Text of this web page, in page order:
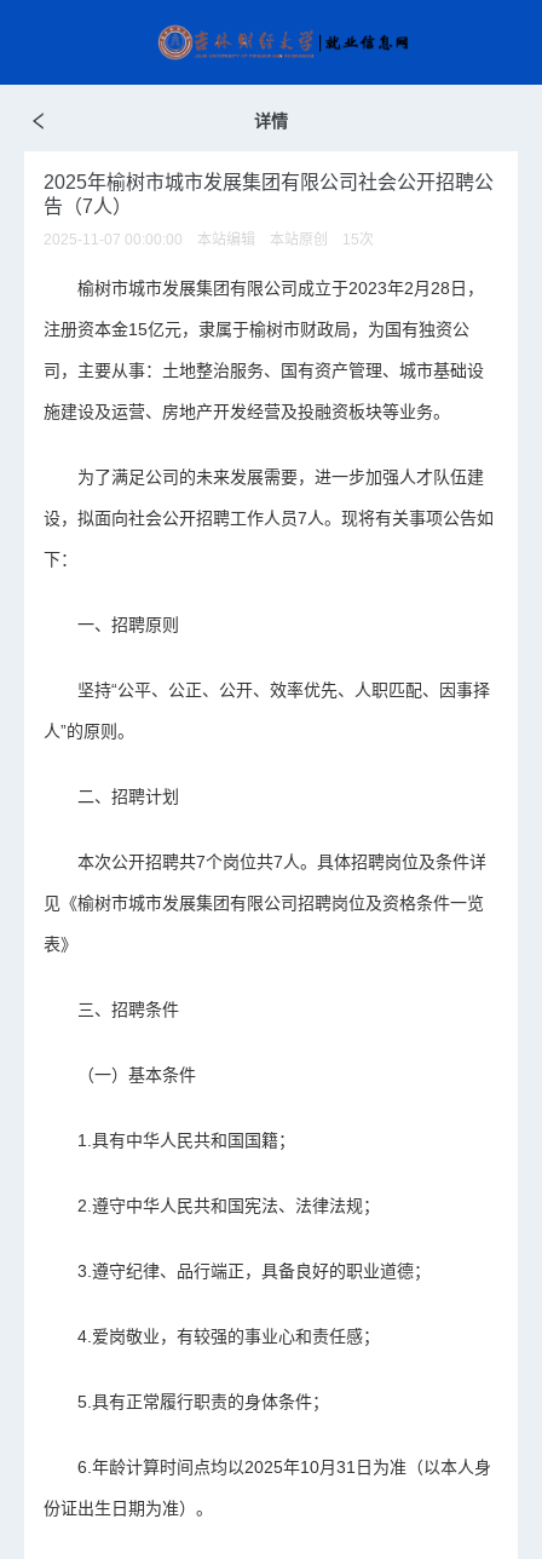
详情
2025年榆树市城市发展集团有限公司社会公开招聘公
告（7人）
2025-11-07 00:00:00 本站编辑 本站原创 15次
榆树市城市发展集团有限公司成立于2023年2月28日，
注册资本金15亿元，隶属于榆树市财政局，为国有独资公
司，主要从事：土地整治服务、国有资产管理、城市基础设
施建设及运营、房地产开发经营及投融资板块等业务。
为了满足公司的未来发展需要，进一步加强人才队伍建
设，拟面向社会公开招聘工作人员7人。现将有关事项公告如
下：
一、招聘原则
坚持“公平、公正、公开、效率优先、人职匹配、因事择
人”的原则。
二、招聘计划
本次公开招聘共7个岗位共7人。具体招聘岗位及条件详
见《榆树市城市发展集团有限公司招聘岗位及资格条件一览
表》
三、招聘条件
（一）基本条件
1.具有中华人民共和国国籍；
2.遵守中华人民共和国宪法、法律法规；
3.遵守纪律、品行端正，具备良好的职业道德；
4.爱岗敬业，有较强的事业心和责任感；
5.具有正常履行职责的身体条件；
6.年龄计算时间点均以2025年10月31日为准（以本人身
份证出生日期为准）。